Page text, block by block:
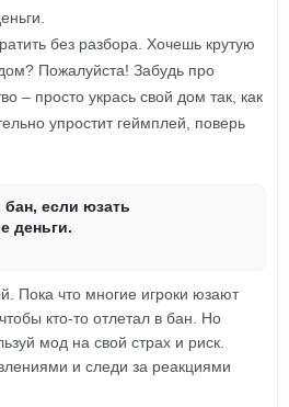
без разбора. Хочешь крутую
Пожалуйста! Забудь про
– просто укрась свой дом так, как
упростит геймплей, поверь
если юзать
деньги.
Пока что многие игроки юзают
кто-то отлетал в бан. Но
мод на свой страх и риск.
и следи за реакциями